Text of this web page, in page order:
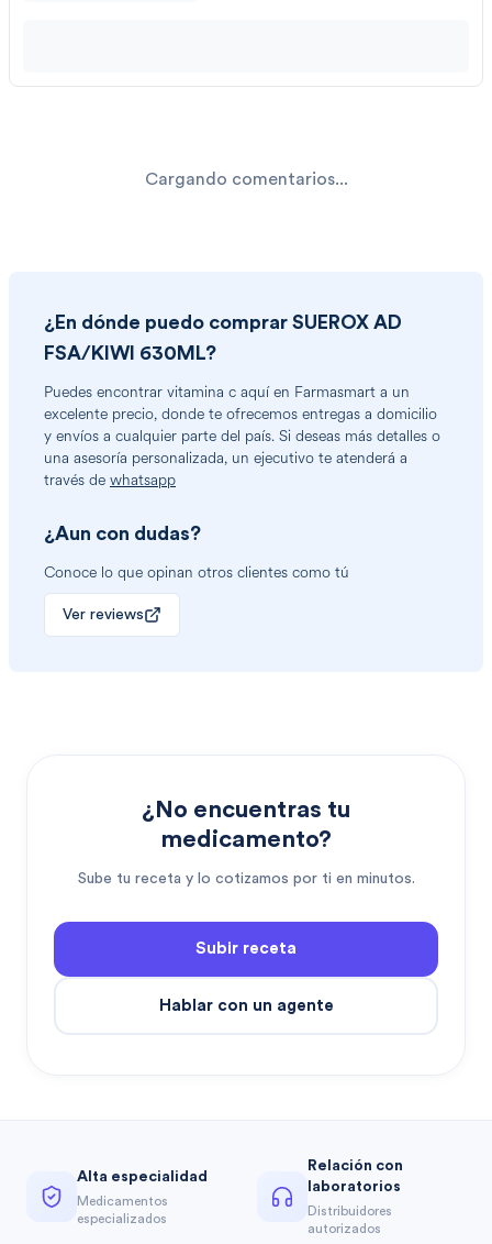
Cargando comentarios...
¿En dónde puedo comprar SUEROX AD
FSA/KIWI 630ML?
Puedes encontrar vitamina c aquí en Farmasmart a un
excelente precio, donde te ofrecemos entregas a domicilio
y envíos a cualquier parte del país. Si deseas más detalles o
una asesoría personalizada, un ejecutivo te atenderá a
través de whatsapp
¿Aun con dudas?
Conoce lo que opinan otros clientes como tú
Ver reviews
¿No encuentras tu
medicamento?
Sube tu receta y lo cotizamos por ti en minutos.
Subir receta
Hablar con un agente
Alta especialidad
Medicamentos
especializados
Relación con
laboratorios
Distribuidores
autorizados